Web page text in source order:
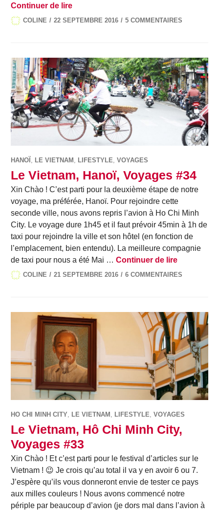
Continuer de lireLe Vietnam, La baie d’Ha Long,
COLINE 22 SEPTEMBRE 2016 5 COMMENTAIRES
HANOÏ , LE VIETNAM , LIFESTYLE,VOYAGES
Le Vietnam, Hanoï, Voyages #34
Xin Chào ! C’est parti pour la deuxième étape de notre
voyage, ma préférée, Hanoï. Pour rejoindre cette
seconde ville, nous avons repris l’avion à Ho Chi Minh
City. Le voyage dure 1h45 et il faut prévoir 45min à 1h de
taxi pour rejoindre la ville et son hôtel (en fonction de
l’emplacement, bien entendu). La meilleure compagnie
de taxi pour nous a été Mai …Continuer de lireLe
COLINE 21 SEPTEMBRE 2016 6 COMMENTAIRES
HO CHI MINH CITY, LE VIETNAM , LIFESTYLE,VOYAGES
Le Vietnam, Hô Chi Minh City,
Voyages #33
Xin Chào ! Et c’est parti pour le festival d’articles sur le
Vietnam ! 😉 Je crois qu’au total il va y en avoir 6 ou 7.
J’espère qu’ils vous donneront envie de tester ce pays
aux milles couleurs ! Nous avons commencé notre
périple par beaucoup d’avion (je dors mal dans l’avion à